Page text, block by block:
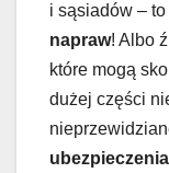
i sąsiadów –
napraw! Albo
które mogą
dużej części